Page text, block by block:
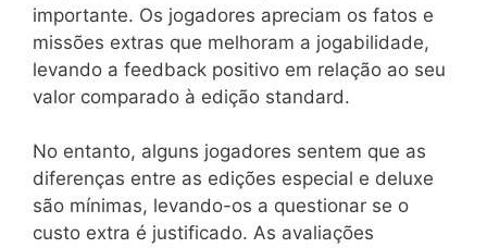
importante. Os jogadores apreciam os fatos e
missões extras que melhoram a jogabilidade,
levando a feedback positivo em relação ao seu
valor comparado à edição standard.
No entanto, alguns jogadores sentem que as
diferenças entre as edições especial e deluxe
são mínimas, levando-os a questionar se o
custo extra é justificado. As avaliações